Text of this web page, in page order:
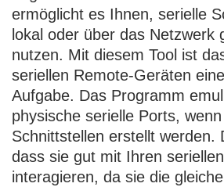
ermöglicht es Ihnen, serielle
lokal oder über das Netzwerk
nutzen. Mit diesem Tool ist
seriellen Remote-Geräten
Aufgabe. Das Programm
physische serielle Ports,
Schnittstellen erstellt werden.
dass sie gut mit Ihren
interagieren, da sie die